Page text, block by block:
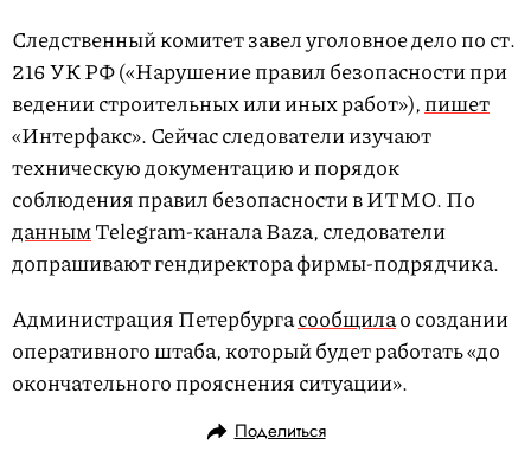
Следственный комитет завел уголовное дело по ст.
216 УК РФ («Нарушение правил безопасности при
ведении строительных или иных работ»),пишет
«Интерфакс». Сейчас следователи изучают
техническую документацию и порядок
соблюдения правил безопасности в ИТМО. По
даннымTelegram-канала Baza, следователи
допрашивают гендиректора фирмы-подрядчика.
Администрация Петербургасообщилао создании
оперативного штаба, который будет работать «до
окончательного прояснения ситуации».
Поделиться